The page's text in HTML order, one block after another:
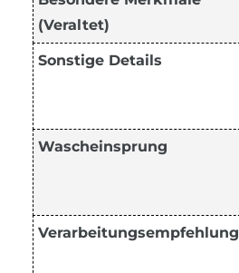
(Veraltet)
Sonstige Details
Wascheinsprung
Verarbeitungsempfehlung